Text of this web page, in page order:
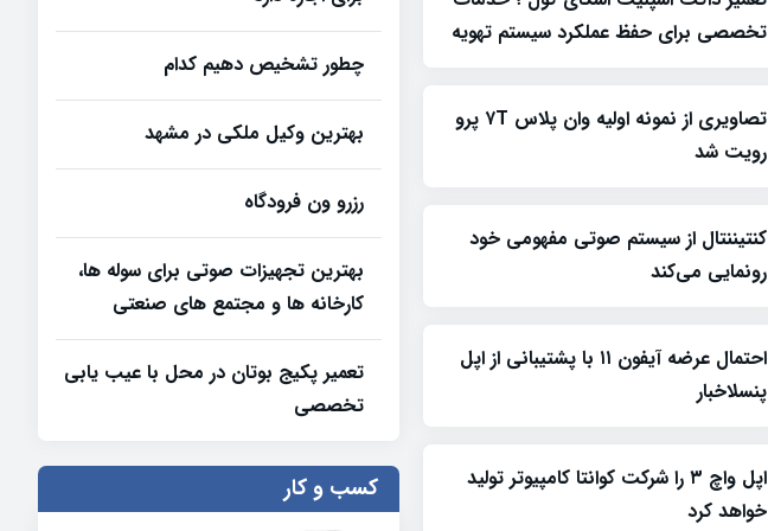
تخصصی برای حفظ عملکرد سیستم تهویه
تصاویری از نمونه اولیه وان پلاس ۷T پرو
رویت شد
کنتیننتال از سیستم صوتی مفهومی خود
رونمایی می‌کند
احتمال عرضه آیفون ۱۱ با پشتیبانی از اپل
پنسلاخبار
اپل واچ ۳ را شرکت کوانتا کامپیوتر تولید
خواهد کرد
چطور تشخیص دهیم کدام
بهترین وکیل ملکی در مشهد
رزرو ون فرودگاه
بهترین تجهیزات صوتی برای سوله‌ ها،
کارخانه‌ ها و مجتمع‌ های صنعتی
تعمیر پکیج بوتان در محل با عیب یابی
تخصصی
کسب و کار